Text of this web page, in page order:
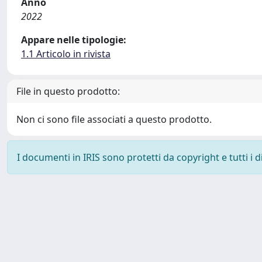
2022
Appare nelle tipologie:
1.1 Articolo in rivista
File in questo prodotto:
Non ci sono file associati a questo prodotto.
I documenti in IRIS sono protetti da copyright e tutti i